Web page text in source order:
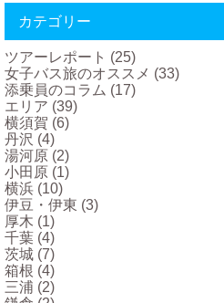
カテゴリー
ツアーレポート (25)
女子バス旅のオススメ (33)
添乗員のコラム (17)
エリア (39)
横須賀 (6)
丹沢 (4)
湯河原 (2)
小田原 (1)
横浜 (10)
伊豆・伊東 (3)
厚木 (1)
千葉 (4)
茨城 (7)
箱根 (4)
三浦 (2)